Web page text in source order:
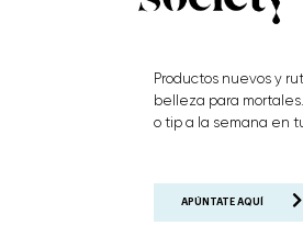
Productos nuevos y
belleza para
o tip a la semana en
APÚNTATE AQUÍ